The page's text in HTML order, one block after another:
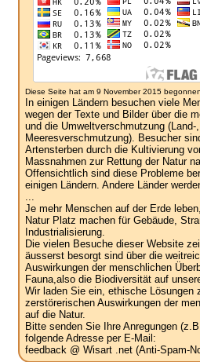
Diese Seite hat am 9 November 2015
In einigen Ländern besuchen viele
wegen der Texte und Bilder über die
und die Umweltverschmutzung
Meeresverschmutzung). Besucher
Artensterben durch die Kultivierung
Massnahmen zur Rettung der Natur
Offensichtlich sind diese Probleme
einigen Ländern. Andere Länder
...
Je mehr Menschen auf der Erde
Natur Platz machen für Gebäude,
Industrialisierung.
Die vielen Besuche dieser Website
äusserst besorgt sind über die
Auswirkungen der menschlichen
Fauna,also die Biodiversität auf
Wir laden Sie ein, ethische Lösungen
zerstörerischen Auswirkungen der
auf die Natur.
Bitte senden Sie Ihre Anregungen
folgende Adresse per E-Mail:
feedback @ Wisart .net (Anti-Spam-